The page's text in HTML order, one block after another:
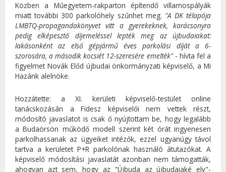
Közben a Műegyetem-rakparton építendő villamospályák
miatt további 300 parkolóhely szűnhet meg. "A DK télapója
LMBTQ-propagandakönyvet vitt a gyerekeknek, karácsonyra
pedig elképesztő díjemeléssel lepték meg az újbudaiakat:
lakásonként az első gépjármű éves parkolási díját a 6-
szorosára, a második kocsiét 12-szeresére emelték"- hívta fel a
figyelmet Novák Előd újbudai önkormányzati képviselő, a Mi
Hazánk alelnöke.
Hozzátette: a XI. kerületi képviselő-testület online
tanácskozásán a Fidesz képviselői nem vettek részt,
módosító javaslatot is csak ő nyújtottam be, hogy legalább
a Budaörsön működő modell szerint két órát ingyenesen
parkolhassanak az ügyeiket intézők, ezzel ugyanúgy távol
tartva a kerületet P+R parkolónak használó átutazókat. A
képviselő módosítási javaslatát azonban nem támogatták,
ahogyan azt sem, hogy az "Újbuda az újbudaiaké elv"-